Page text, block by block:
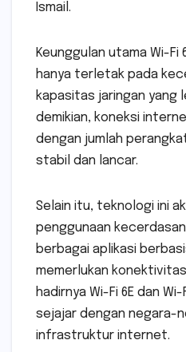
Ismail.
Keunggulan utama Wi-Fi
hanya terletak pada
kapasitas jaringan yang
demikian, koneksi
dengan jumlah
stabil dan lancar.
Selain itu, teknologi ini
penggunaan
berbagai aplikasi
memerlukan
hadirnya Wi-Fi 6E dan
sejajar dengan negara-
infrastruktur internet.